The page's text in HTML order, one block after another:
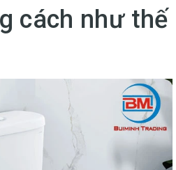
cách như thế